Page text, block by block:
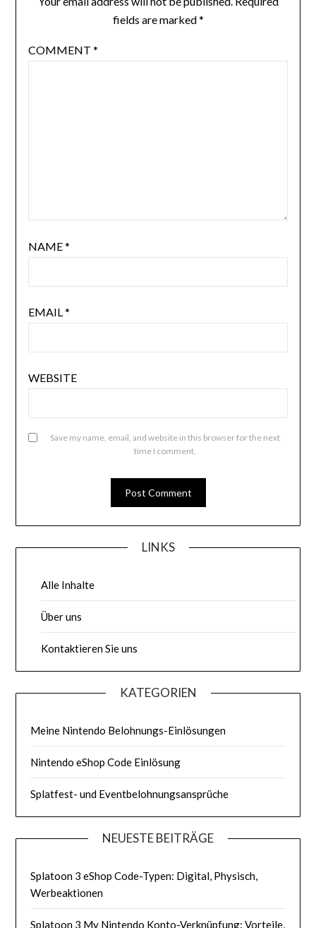
fields are marked*
COMMENT *
NAME*
EMAIL *
WEBSITE
Save my name, email, and website in this browser for the next
time I comment.
LINKS
Alle Inhalte
Über uns
Kontaktieren Sie uns
KATEGORIEN
Meine Nintendo Belohnungs-Einlösungen
Nintendo eShop Code Einlösung
Splatfest- und Eventbelohnungsansprüche
NEUESTE BEITRÄGE
Splatoon 3 eShop Code-Typen: Digital, Physisch,
Werbeaktionen
Splatoon 3 My Nintendo Konto-Verknüpfung: Vorteile,